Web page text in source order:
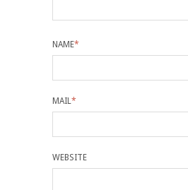
NAME*
MAIL *
WEBSITE